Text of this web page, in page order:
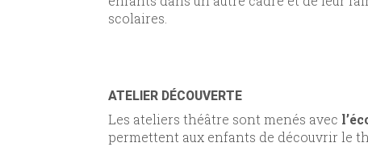
scolaires.
ATELIER DÉCOUVERTE
Les ateliers théâtre sont menés avec
permettent aux enfants de découvrir le